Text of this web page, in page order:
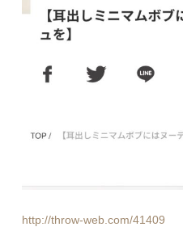
http://throw-web.com/41409